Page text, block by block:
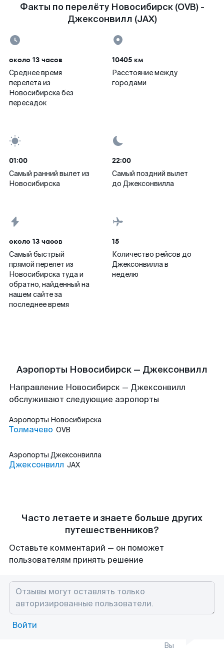
Факты по перелёту Новосибирск (OVB) -
Джексонвилл (JAX)
около 13 часов
Среднее время
перелета из
Новосибирска без
пересадок
10405 км
Расстояние между
городами
01:00
Самый ранний вылет из
Новосибирска
22:00
Самый поздний вылет
до Джексонвилла
около 13 часов
Самый быстрый
прямой перелет из
Новосибирска туда и
обратно, найденный на
нашем сайте за
последнее время
15
Количество рейсов до
Джексонвилла в
неделю
Аэропорты Новосибирск — Джексонвилл
Направление Новосибирск — Джексонвилл
обслуживают следующие аэропорты
Аэропорты Новосибирска
Толмачево OVB
Аэропорты Джексонвилла
Джексонвилл JAX
Часто летаете и знаете больше других
путешественников?
Оставьте комментарий — он поможет
пользователям принять решение
Войти
Вы